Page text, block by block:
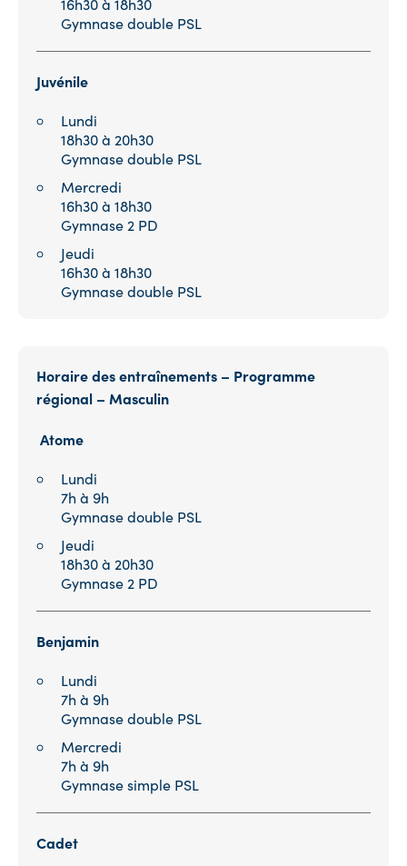
16h30 à 18h30
Gymnase double PSL
Juvénile
Lundi
18h30 à 20h30
Gymnase double PSL
Mercredi
16h30 à 18h30
Gymnase 2 PD
Jeudi
16h30 à 18h30
Gymnase double PSL
Horaire des entraînements – Programme
régional – Masculin
Atome
Lundi
7h à 9h
Gymnase double PSL
Jeudi
18h30 à 20h30
Gymnase 2 PD
Benjamin
Lundi
7h à 9h
Gymnase double PSL
Mercredi
7h à 9h
Gymnasesimple PSL
Cadet